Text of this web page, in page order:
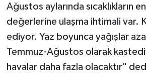
Ağustos aylarında sıcaklıkların
değerlerine ulaşma ihtimali var.
ediyor. Yaz boyunca yağışlar
Temmuz-Ağustos olarak
havalar daha fazla olacaktır"